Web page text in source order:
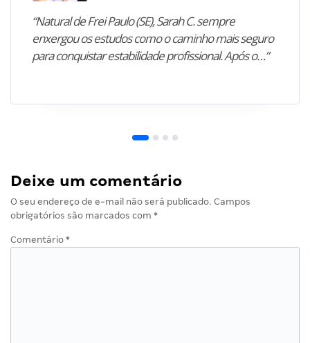
“Natural de Frei Paulo (SE), Sarah C. sempre
enxergou os estudos como o caminho mais seguro
para conquistar estabilidade profissional. Após o…”
Deixe um comentário
O seu endereço de e-mail não será publicado. Campos
obrigatórios são marcados com *
Comentário *